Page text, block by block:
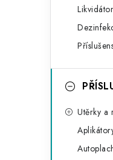
Utěrky a